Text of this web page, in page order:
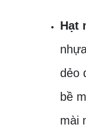
Hạt
dẻo
bề
mài